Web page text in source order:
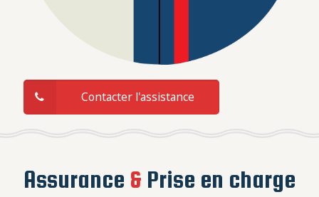
Contacter l'assistance
Assurance & Prise en charge